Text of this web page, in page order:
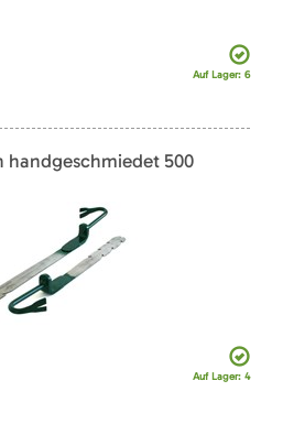
Auf Lager: 6
handgeschmiedet 500
Auf Lager: 4